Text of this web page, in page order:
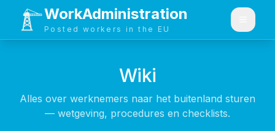
WorkAdministration
Posted workers in the EU Menu
Wiki
Alles over werknemers naar het buitenland sturen
— wetgeving, procedures en checklists.